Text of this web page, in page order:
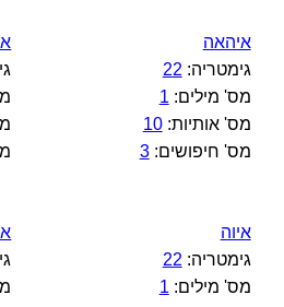
איהאה
גימטריה: 22
מס' מילים: 1
מס' אותיות:10
מס' חיפושים:3
איוה
גימטריה: 22
מס' מילים: 1